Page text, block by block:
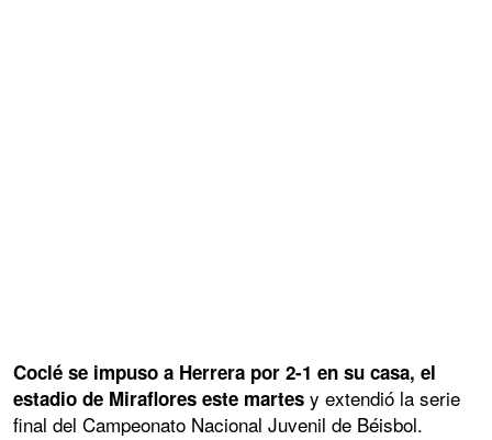
Coclé se impuso a Herrera por 2-1 en su casa, el
estadio de Miraflores este martes y extendió la serie
final del Campeonato Nacional Juvenil de Béisbol.